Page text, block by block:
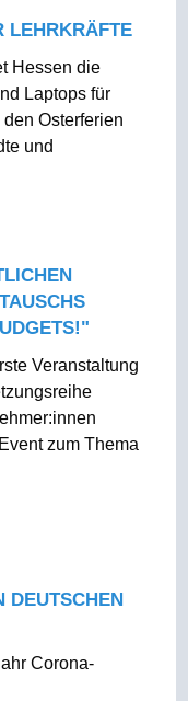
LEHRKRÄFTE
Hessen die
Laptops für
Osterferien
und
Veranstaltung
zum Thema
DEUTSCHEN
Corona-